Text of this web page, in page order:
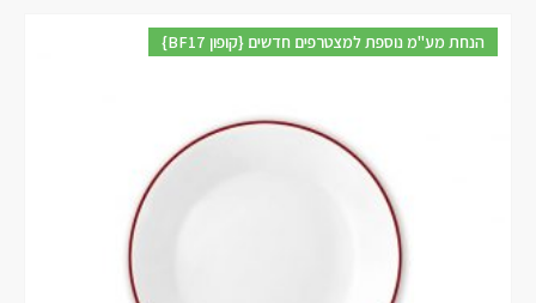
{BF17 קופון} הנחת מע"מ נוספת למצטרפים חדשים